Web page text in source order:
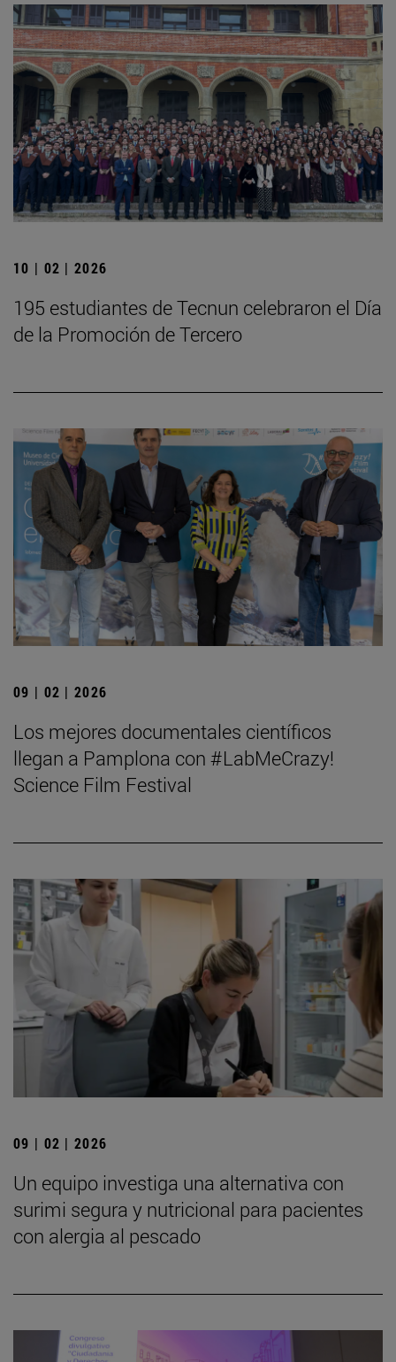
10 | 02 | 2026
195 estudiantes de Tecnun celebraron el Día
de la Promoción de Tercero
09 | 02 | 2026
Los mejores documentales científicos
llegan a Pamplona con #LabMeCrazy!
Science Film Festival
09 | 02 | 2026
Un equipo investiga una alternativa con
surimi segura y nutricional para pacientes
con alergia al pescado